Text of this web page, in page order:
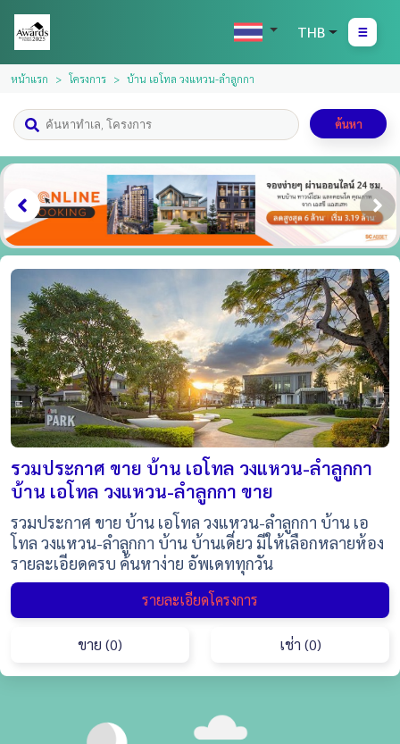
THB
หน้าแรก โครงการ บ้าน เอโทล วงแหวน-ลำลูกกา
ค้นหา
รวมประกาศ ขาย บ้าน เอโทล วงแหวน-ลำลูกกา
บ้าน เอโทล วงแหวน-ลำลูกกา ขาย
รวมประกาศ ขาย บ้าน เอโทล วงแหวน-ลำลูกกา บ้าน เอ
โทล วงแหวน-ลำลูกกา บ้าน บ้านเดี่ยว มีให้เลือกหลายห้อง
รายละเอียดครบ ค้นหาง่าย อัพเดททุกวัน
รายละเอียดโครงการ
ขาย (0) เช่า (0)